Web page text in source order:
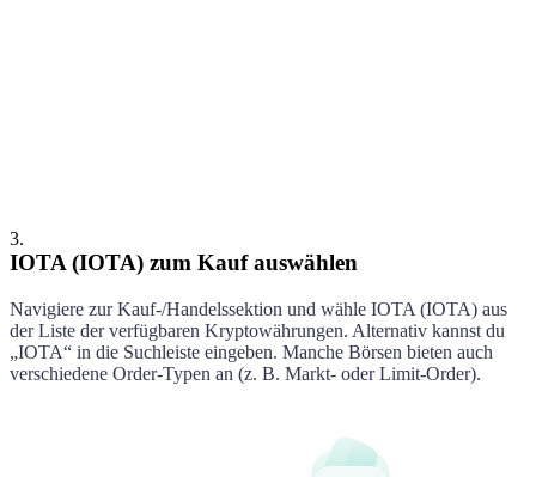
3.
IOTA (IOTA) zum Kauf auswählen
Navigiere zur Kauf-/Handelssektion und wähle IOTA (IOTA) aus
der Liste der verfügbaren Kryptowährungen. Alternativ kannst du
„IOTA“ in die Suchleiste eingeben. Manche Börsen bieten auch
verschiedene Order-Typen an (z. B. Markt- oder Limit-Order).